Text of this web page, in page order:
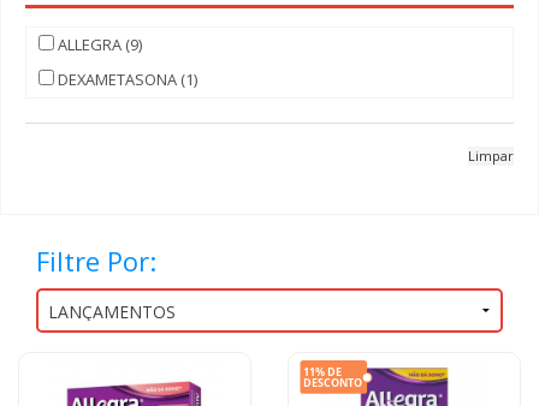
ALLEGRA (9)
DEXAMETASONA (1)
Limpar
Filtre Por: